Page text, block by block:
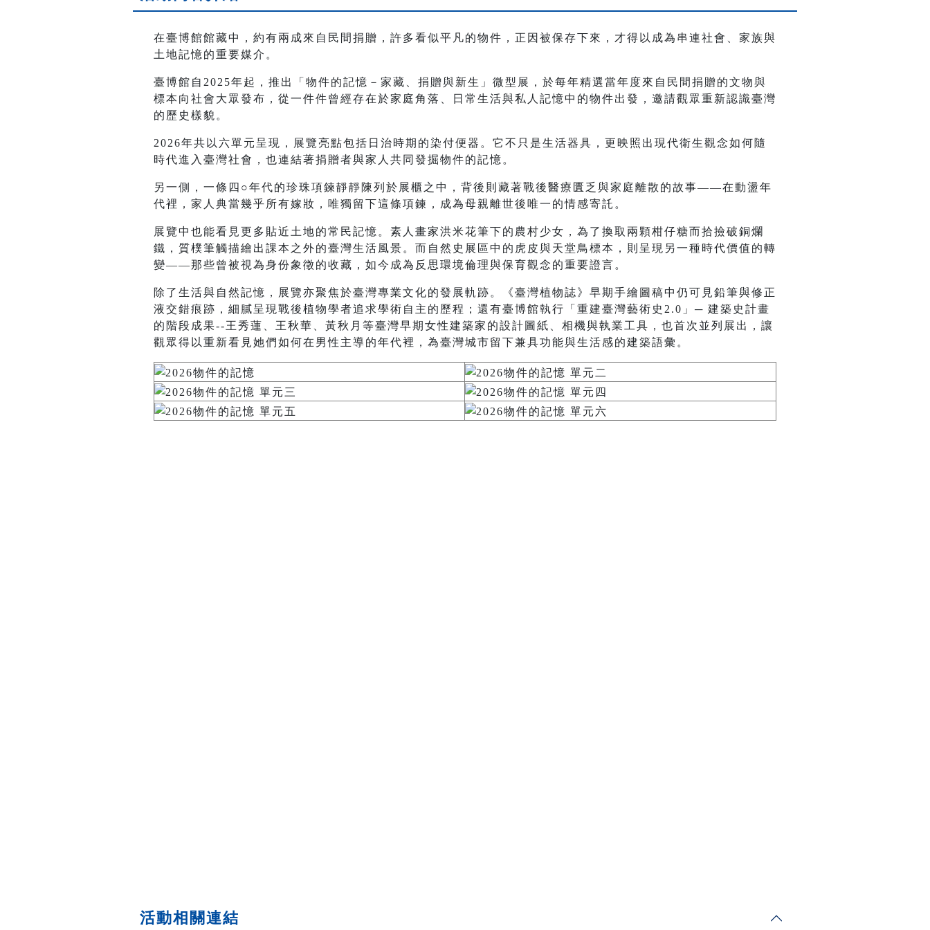
在臺博館館藏中，約有兩成來自民間捐贈，許多看似平凡的物件，正因被保存下來，才得以成為串連社會、家族與
土地記憶的重要媒介。
臺博館自2025年起，推出「物件的記憶－家藏、捐贈與新生」微型展，於每年精選當年度來自民間捐贈的文物與
標本向社會大眾發布，從一件件曾經存在於家庭角落、日常生活與私人記憶中的物件出發，邀請觀眾重新認識臺灣
的歷史樣貌。
2026年共以六單元呈現，展覽亮點包括日治時期的染付便器。它不只是生活器具，更映照出現代衛生觀念如何隨
時代進入臺灣社會，也連結著捐贈者與家人共同發掘物件的記憶。
另一側，一條四○年代的珍珠項鍊靜靜陳列於展櫃之中，背後則藏著戰後醫療匱乏與家庭離散的故事——在動盪年
代裡，家人典當幾乎所有嫁妝，唯獨留下這條項鍊，成為母親離世後唯一的情感寄託。
展覽中也能看見更多貼近土地的常民記憶。素人畫家洪米花筆下的農村少女，為了換取兩顆柑仔糖而拾撿破銅爛
鐵，質樸筆觸描繪出課本之外的臺灣生活風景。而自然史展區中的虎皮與天堂鳥標本，則呈現另一種時代價值的轉
變——那些曾被視為身份象徵的收藏，如今成為反思環境倫理與保育觀念的重要證言。
除了生活與自然記憶，展覽亦聚焦於臺灣專業文化的發展軌跡。《臺灣植物誌》早期手繪圖稿中仍可見鉛筆與修正
液交錯痕跡，細膩呈現戰後植物學者追求學術自主的歷程；還有臺博館執行「重建臺灣藝術史2.0」─ 建築史計畫
的階段成果--王秀蓮、王秋華、黃秋月等臺灣早期女性建築家的設計圖紙、相機與執業工具，也首次並列展出，讓
觀眾得以重新看見她們如何在男性主導的年代裡，為臺灣城市留下兼具功能與生活感的建築語彙。
活動相關連結